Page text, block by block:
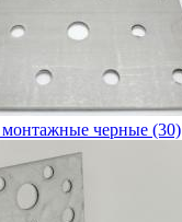
черные (30)